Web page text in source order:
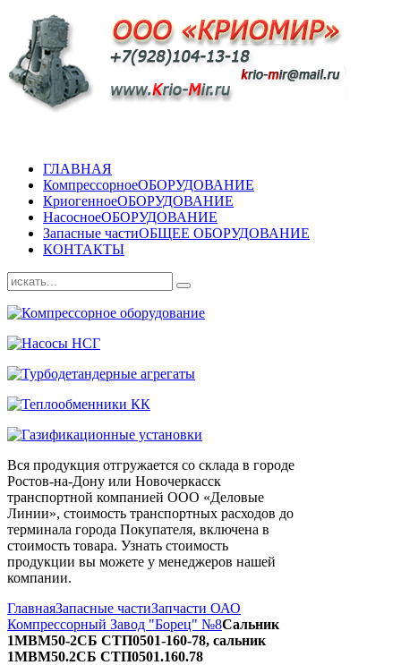
ГЛАВНАЯ
КомпрессорноеОБОРУДОВАНИЕ
КриогенноеОБОРУДОВАНИЕ
НасосноеОБОРУДОВАНИЕ
Запасные частиОБЩЕЕ ОБОРУДОВАНИЕ
КОНТАКТЫ
Вся продукция отгружается со склада в городе
Ростов-на-Дону или Новочеркасск
транспортной компанией ООО «Деловые
Линии», стоимость транспортных расходов до
терминала города Покупателя, включена в
стоимость товара. Узнать стоимость
продукции вы можете у менеджеров нашей
компании.
ГлавнаяЗапасные частиЗапчасти ОАО
Компрессорный Завод "Борец" №8Сальник
1МВМ50-2СБ СТП0501-160-78, сальник
1МВМ50.2СБ СТП0501.160.78